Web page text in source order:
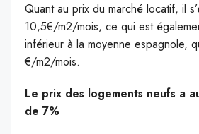
Quant au prix du marché locatif, il
10,5€/m2/mois, ce qui est
inférieur à la moyenne espagnole,
€/m2/mois.
Le prix des logements neufs a
de 7%